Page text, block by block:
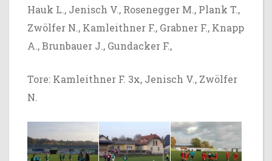
Hauk L., Jenisch V., Rosenegger M., Plank T.,
Zwölfer N., Kamleithner F., Grabner F., Knapp
A., Brunbauer J., Gundacker F.,
Tore: Kamleithner F. 3x, Jenisch V., Zwölfer
N.